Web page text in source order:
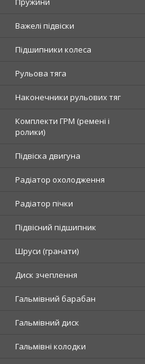
Важелі підвіски
Підшипники колеса
Рульова тяга
Наконечники рульових тяг
Комплекти ГРМ (ремені і
ролики)
Підвіска двигуна
Радіатор охолодження
Радіатор пічки
Підвісний підшипник
Шруси (гранати)
Диск зчеплення
Гальмівний барабан
Гальмівний диск
Гальмівні колодки